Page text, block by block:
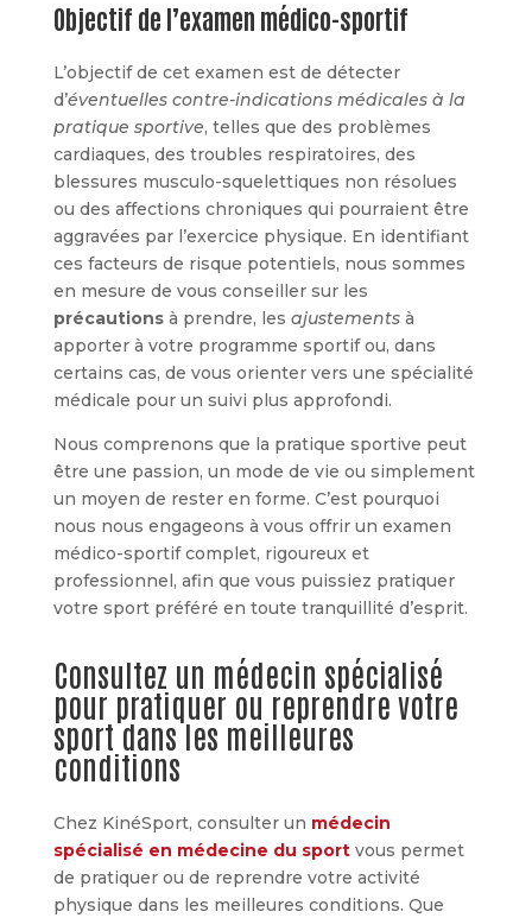
Objectif de l’examen médico-sportif
L’objectif de cet examen est de détecter
d’éventuelles contre-indications médicales à la
pratique sportive, telles que des problèmes
cardiaques, des troubles respiratoires, des
blessures musculo-squelettiques non résolues
ou des affections chroniques qui pourraient être
aggravées par l’exercice physique. En identifiant
ces facteurs de risque potentiels, nous sommes
en mesure de vous conseiller sur les
précautionsà prendre, les ajustementsà
apporter à votre programme sportif ou, dans
certains cas, de vous orienter vers une spécialité
médicale pour un suivi plus approfondi.
Nous comprenons que la pratique sportive peut
être une passion, un mode de vie ou simplement
un moyen de rester en forme. C’est pourquoi
nous nous engageons à vous offrir un examen
médico-sportif complet, rigoureux et
professionnel, afin que vous puissiez pratiquer
votre sport préféré en toute tranquillité d’esprit.
Consultez un médecin spécialisé
pour pratiquer ou reprendre votre
sport dans les meilleures
conditions
Chez KinéSport, consulter un médecin
spécialisé en médecine du sportvous permet
de pratiquer ou de reprendre votre activité
physique dans les meilleures conditions. Que